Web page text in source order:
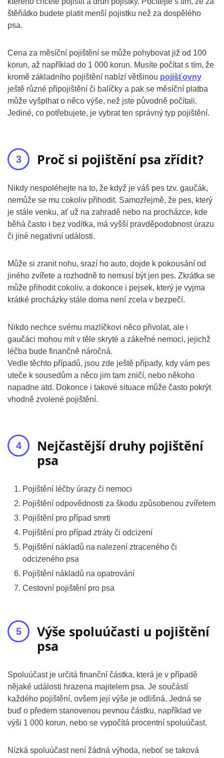
štěňátko budete platit menší pojistku než za dospělého
psa.
Cena za měsíční pojištění se může pohybovat již od 100
korun, až například do 1 000 korun. Musíte počítat s tím, že
kromě základního pojištění nabízí většinou pojišťovny
ještě různé připojištění či balíčky a pak se měsíční platba
může vyšplhat o něco výše, než jste původně počítali.
Jediné, co potřebujete, je vybrat ten správný typ pojištění.
Proč si pojištění psa zřídit?
Nikdy nespoléhejte na to, že když je váš pes tzv. gaučák,
nemůže se mu cokoliv přihodit. Samozřejmě, že pes, který
je stále venku, ať už na zahradě nebo na procházce, kde
běhá často i bez vodítka, má vyšší pravděpodobnost úrazu
či jiné negativní události.
Může si zranit nohu, srazí ho auto, dojde k pokousání od
jiného zvířete a rozhodně to nemusí být jen pes. Zkrátka se
může přihodit cokoliv, a dokonce i pejsek, který je vyjma
krátké procházky stále doma není zcela v bezpečí.
Nikdo nechce svému mazlíčkovi něco přivolat, ale i
gaučáci mohou mít v těle skryté a zákeřné nemoci, jejichž
léčba bude finančně náročná.
Vedle těchto případů, jsou zde ještě případy, kdy vám pes
uteče k sousedům a něco jim tam zničí, nebo někoho
napadne atd. Dokonce i takové situace může často pokrýt
vhodně zvolené pojištění.
Nejčastější druhy pojištění
psa
Pojištění léčby úrazy či nemoci
Pojištění odpovědnosti za škodu způsobenou zvířetem
Pojištění pro případ smrti
Pojištění pro případ ztráty či odcizení
Pojištění nákladů na nalezení ztraceného či
odcizeného psa
Pojištění nákladů na opatrování
Cestovní pojištění pro psa
Výše spoluúčasti u pojištění
psa
Spoluúčast je určitá finanční částka, která je v případě
nějaké události hrazena majitelem psa. Je součástí
každého pojištění, ovšem její výše je odlišná. Jedná se
buď o předem stanovenou pevnou částku, například ve
výši 1 000 korun, nebo se vypočítá procentní spoluúčast.
Nízká spoluúčast není žádná výhoda, neboť se taková